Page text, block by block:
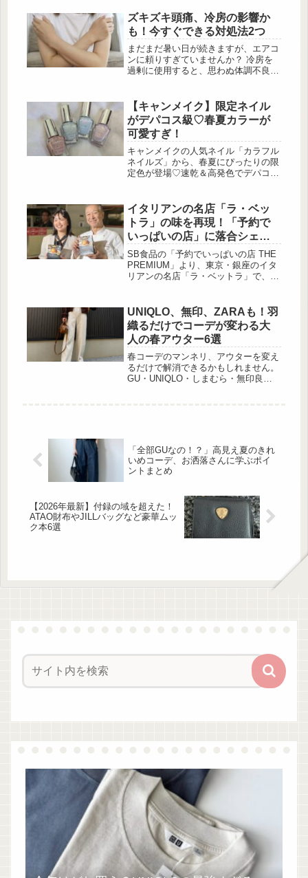
を柱に、県民の健康寿命延伸を目指
す、継続性と実効性の高い政策です。
本記事では、地域に根ざした予防医療
の先進例として、山形県の健康支援施
策の背景と成果を紹介します。山形県
の健康課題は「食事と運動」 出典:山
ズキズキ頭痛、冷房の影響か
も！今すぐできる対処法2つ
まだまだ暑い日が続きますが、エアコ
ンに頼りすぎていませんか？ 冷房を
過剰に使用すると、思わぬ体調不良を
は、冷房が関係している場合も少なく
ありません。「体質だから」と片付け
る前に、まずは原因を見直してみませ
んか？ 今回は、冷房と関係する頭痛
について、あんしん漢方薬剤師の山形
ゆかりさんに解説いただきます。冷房
と頭痛は本当に関係あるの？ 出
典:Photo-ac ...
【キャンメイク】限定ネイル
がデパコス級♡春夏カラーが
可愛すぎ！
キャンメイクの人気ネイル「カラフル
ネイルズ」から、春夏にぴったりの限
定色が登場♡速乾＆高発色でデパコス
使いやすい「カラフルネイルズ」 出
典:beautyまとめ 「カラフルネイル
ズ」は速乾性のネイルカラーで、気軽
に使えるところが魅力。ツヤ感もきれ
いで、二度塗りするとツヤツヤの美し
いネイルに仕上げることができます
よ。コシのあるラウンドブラシが採...
イタリアンの名店「ラ・ベッ
トラ」の味を再現！「予約で
いっぱいの店」に落合シェフ
渾身の‟うにのクリームソー
ス”新発売
SB食品の「予約でいっぱいの店 THE
PREMIUM」より、東京・銀座のイタ
リアンの名店「ラ・ベットラ」で、開
スタソース「うにのクリームソース」
が8月11日より発売されます。新商品
の「うにのクリームソース」を披露し
た発表会及び、そのお味をご紹介して
いきます。※2025年2月調べ落合シェ
フ渾身のスペシャリテが家庭で味わえ
る！ 和食の繊細さ×イタリアンの情
UNIQLO、無印、ZARAも！羽
織るだけでコーデが変わる大
人の春アウター6選
春コーデのマンネリ、アウターを変え
るだけで解消できるかもしれません。
GU・UNIQLO・しまむら・無印良
「全部GUなの！？」高見え夏のきれ
いめコーデ、お洒落さんに学ぶポイ
ントまとめ
【2026年最新】付録の域を超えた！
ATAO財布やJILLバッグなど豪華ムッ
ク本6選